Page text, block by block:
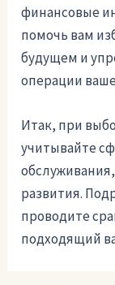
финансовые
помочь вам
будущем и
операции
Итак, при
учитывайте
развития.
проводите
подходящий